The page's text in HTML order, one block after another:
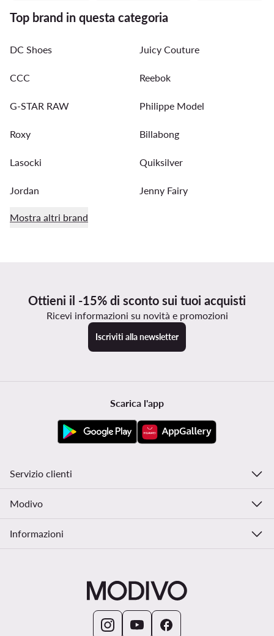
Top brand in questa categoria
DC Shoes Juicy Couture
CCC Reebok
G-STAR RAW Philippe Model
Roxy Billabong
Lasocki Quiksilver
Jordan Jenny Fairy
Mostra altri brand
Ottieni il -15% di sconto sui tuoi acquisti
Ricevi informazioni su novità e promozioni
Iscriviti alla newsletter
Scarica l'app
Servizio clienti
Modivo
Informazioni